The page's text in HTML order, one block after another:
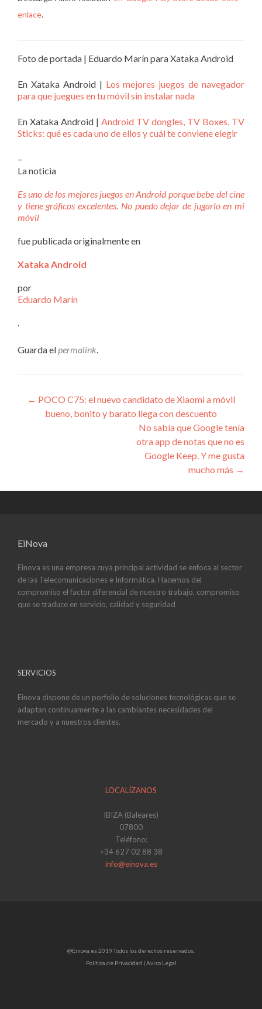
enlace.
Foto de portada | Eduardo Marín para Xataka Android
En Xataka Android | Los mejores juegos de navegador
para que juegues en tu móvil sin instalar nada
En Xataka Android | Android TV dongles, TV Boxes, TV
Sticks: qué es cada uno de ellos y cuál te conviene elegir
–
La noticia
Es uno de los mejores juegos en Android porque bebe del cine
y tiene gráficos excelentes. No puedo dejar de jugarlo en mi
móvil
fue publicada originalmente en
Xataka Android
por
Eduardo Marín
Guarda el permalink
Navegación
← POCO C75: el nuevo candidato de Xiaomi a móvil
bueno, bonito y barato llega con descuento
No sabía que Google tenía
otra app de notas que no es
Google Keep. Y me gusta
mucho más →
EiNova
Einova es una empresa cuya principal actividad se enfoca al sector
de las Telecomunicaciones e Informática. Hacemos del
compromiso el factor diferencial de nuestro trabajo, compromiso
que se traduce en servicio, calidad y seguridad
SERVICIOS
Einova dispone de un porfolio de soluciones tecnológicas que se
adaptan continuamente a las cambiantes necesidades del
mercado y a nuestros clientes.
LOCALÍZANOS
IBIZA (Baleares)
07800
Teléfono:
+34 627 02 88 38
info@einova.es
@Einova.es 2019 Todos los derechos reservados.
Política de Privacidad | Aviso Legal